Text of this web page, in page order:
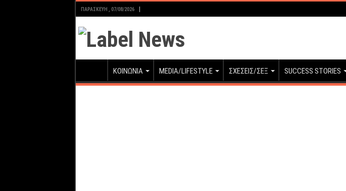
ΠΑΡΑΣΚΕΥΉ , 07/08/2026
ΚΟΙΝΩΝΙΑ MEDIA/LIFESTYLE ΣΧΕΣΕΙΣ/ΣΕΞ SUCCESS STORIES